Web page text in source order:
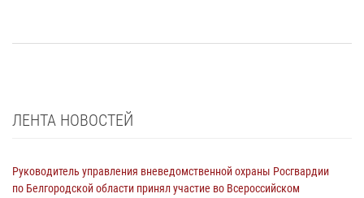
ЛЕНТА НОВОСТЕЙ
Руководитель управления вневедомственной охраны Росгвардии
по Белгородской области принял участие во Всероссийском